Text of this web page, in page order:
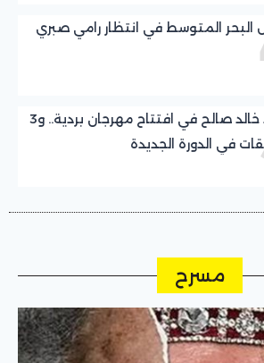
المتوسط في انتظار رامي صبري
أحمد خالد صالح في افتتاح مهرجان بردية.. و3
في الدورة الجديدة
مسرح